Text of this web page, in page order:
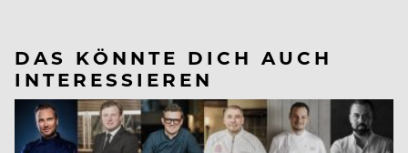
DAS KÖNNTE DICH AUCH
INTERESSIEREN